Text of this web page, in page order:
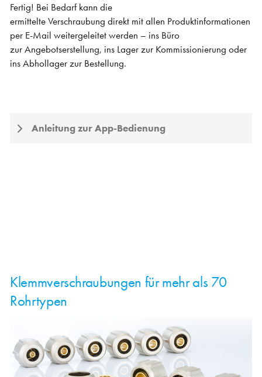
Fertig! Bei Bedarf kann die
ermittelte Verschraubung direkt mit allen Produktinformationen
per E-Mail weitergeleitet werden – ins Büro
zur Angebotserstellung, ins Lager zur Kommissionierung oder
ins Abhollager zur Bestellung.
Anleitung zur App-Bedienung
Klemmverschraubungen für mehr als 70
Rohrtypen